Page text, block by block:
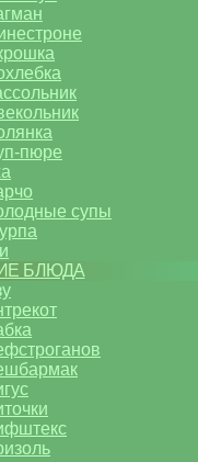
пюре
супы
БЛЮДА